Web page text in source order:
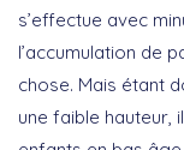
s’effectue avec
l’accumulation de
chose. Mais étant
une faible hauteur,